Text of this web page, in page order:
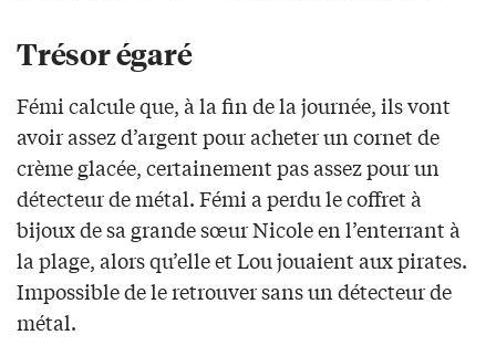
Trésor égaré
Fémi calcule que, à la fin de la journée, ils vont
avoir assez d’argent pour acheter un cornet de
crème glacée, certainement pas assez pour un
détecteur de métal. Fémi a perdu le coffret à
bijoux de sa grande sœur Nicole en l’enterrant à
la plage, alors qu’elle et Lou jouaient aux pirates.
Impossible de le retrouver sans un détecteur de
métal.